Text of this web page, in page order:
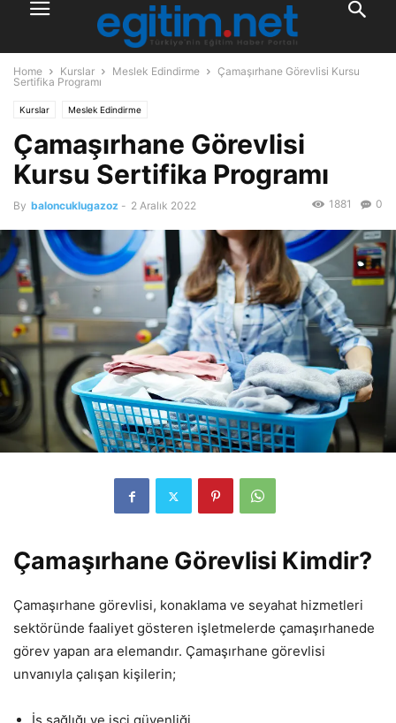
Home Kurslar Meslek Edindirme
Çamaşırhane Görevlisi Kursu
Sertifika Programı
Kurslar Meslek Edindirme
Çamaşırhane Görevlisi
Kursu Sertifika Programı
By baloncuklugazoz - 2 Aralık 2022 0
1881
Çamaşırhane Görevlisi Kimdir?
Çamaşırhane görevlisi, konaklama ve seyahat hizmetleri
sektöründe faaliyet gösteren işletmelerde çamaşırhanede
görev yapan ara elemandır. Çamaşırhane görevlisi
unvanıyla çalışan kişilerin;